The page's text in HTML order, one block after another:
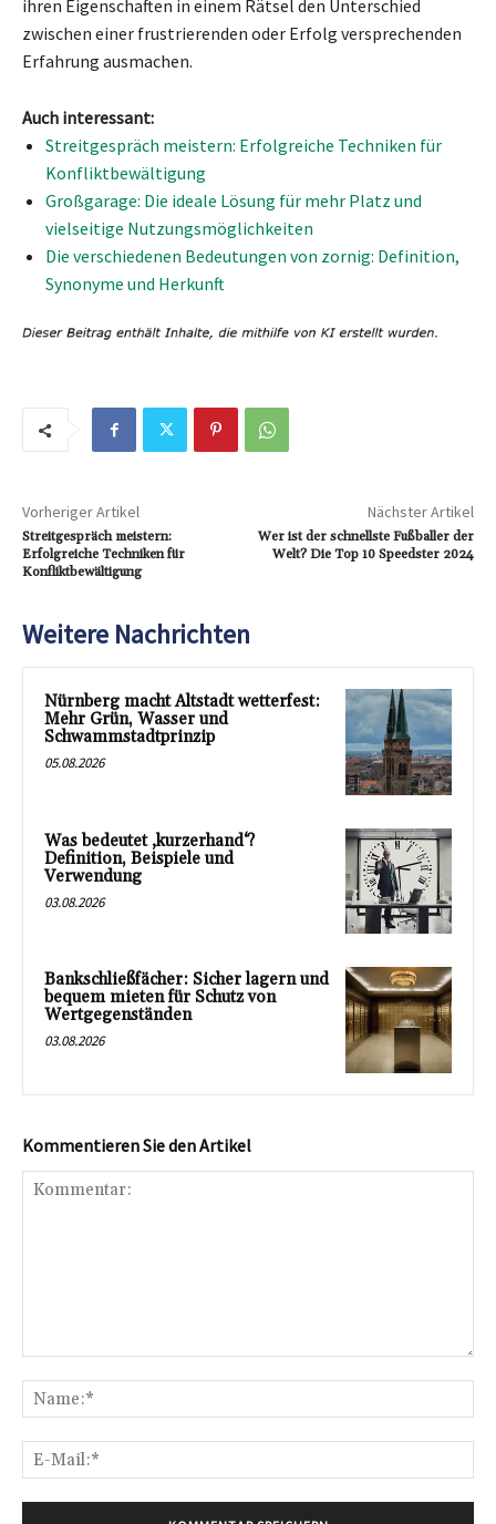
ihren Eigenschaften in einem Rätsel den Unterschied
zwischen einer frustrierenden oder Erfolg versprechenden
Erfahrung ausmachen.
Auch interessant:
Streitgespräch meistern: Erfolgreiche Techniken für
Konfliktbewältigung
Großgarage: Die ideale Lösung für mehr Platz und
vielseitige Nutzungsmöglichkeiten
Die verschiedenen Bedeutungen von zornig: Definition,
Synonyme und Herkunft
Vorheriger Artikel
Streitgespräch meistern:
Erfolgreiche Techniken für
Konfliktbewältigung
Nächster Artikel
Wer ist der schnellste Fußballer der
Welt? Die Top 10 Speedster 2024
Weitere Nachrichten
Nürnberg macht Altstadt wetterfest:
Mehr Grün, Wasser und
Schwammstadtprinzip
05.08.2026
Was bedeutet ‚kurzerhand‘?
Definition, Beispiele und
Verwendung
03.08.2026
Bankschließfächer: Sicher lagern und
bequem mieten für Schutz von
Wertgegenständen
03.08.2026
Kommentieren Sie den Artikel